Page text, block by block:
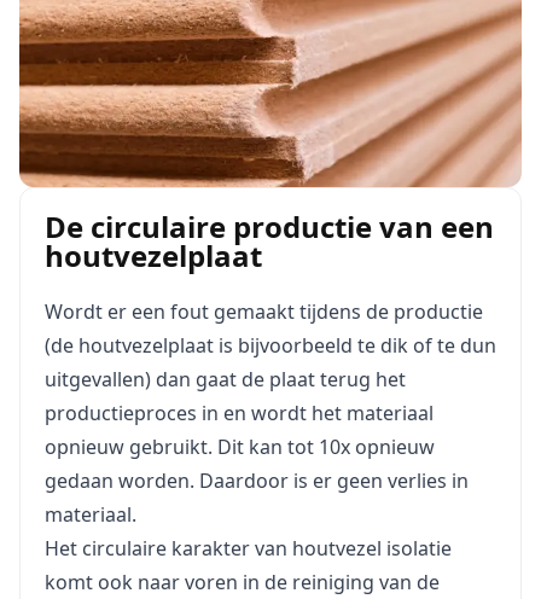
De circulaire productie van een
houtvezelplaat
Wordt er een fout gemaakt tijdens de productie
(de houtvezelplaat is bijvoorbeeld te dik of te dun
uitgevallen) dan gaat de plaat terug het
productieproces in en wordt het materiaal
opnieuw gebruikt. Dit kan tot 10x opnieuw
gedaan worden. Daardoor is er geen verlies in
materiaal.
Het circulaire karakter van houtvezel isolatie
komt ook naar voren in de reiniging van de